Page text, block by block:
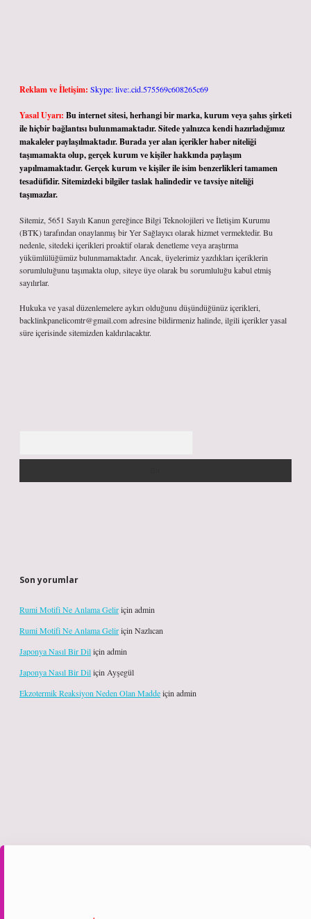
Reklam ve İletişim: Skype: live:.cid.575569c608265c69
Yasal Uyarı: Bu internet sitesi, herhangi bir marka, kurum veya şahıs şirketi
ile hiçbir bağlantısı bulunmamaktadır. Sitede yalnızca kendi hazırladığımız
makaleler paylaşılmaktadır. Burada yer alan içerikler haber niteliği
taşımamakta olup, gerçek kurum ve kişiler hakkında paylaşım
yapılmamaktadır. Gerçek kurum ve kişiler ile isim benzerlikleri tamamen
tesadüfidir. Sitemizdeki bilgiler taslak halindedir ve tavsiye niteliği
taşımazlar.
Sitemiz, 5651 Sayılı Kanun gereğince Bilgi Teknolojileri ve İletişim Kurumu
(BTK) tarafından onaylanmış bir Yer Sağlayıcı olarak hizmet vermektedir. Bu
nedenle, sitedeki içerikleri proaktif olarak denetleme veya araştırma
yükümlülüğümüz bulunmamaktadır. Ancak, üyelerimiz yazdıkları içeriklerin
sorumluluğunu taşımakta olup, siteye üye olarak bu sorumluluğu kabul etmiş
sayılırlar.
Hukuka ve yasal düzenlemelere aykırı olduğunu düşündüğünüz içerikleri,
backlinkpanelicomtr@gmail.comadresine bildirmeniz halinde, ilgili içerikler yasal
süre içerisinde sitemizden kaldırılacaktır.
Son yorumlar
Rumi Motifi Ne Anlama Geliriçin admin
Rumi Motifi Ne Anlama Geliriçin Nazlıcan
Japonya Nasıl Bir Diliçin admin
Japonya Nasıl Bir Diliçin Ayşegül
Ekzotermik Reaksiyon Neden Olan Maddeiçin admin
giriş